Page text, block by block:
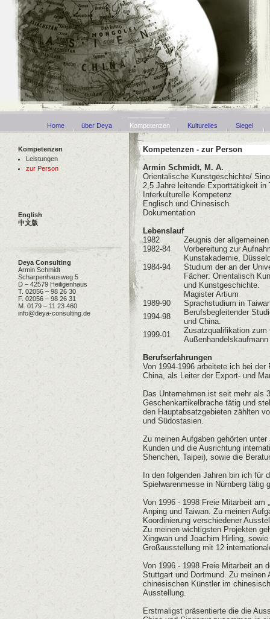
Home über Deya Kompetenzen Kulturelles Siegel
Kompetenzen - zur Person
Armin Schmidt, M. A.
Orientalische Kunstgeschichte/
2,5 Jahre leitende Exporttätigkeit in
Interkulturelle Kompetenz
Englisch und Chinesisch
Dokumentation
Lebenslauf
1982
Zeugnis der
1982-84
Vorbereitung zur
Kunstakademie,
1984-94
Studium der an der
Fächer: Orientalisch
und Kunstgeschichte.
Magister Artium
1989-90
Sprachstudium in
1994-98
Berufsbegleitender
und China.
1999-01
Zusatzqualifikation zum
Außenhandelskaufmann
Berufserfahrungen
Von 1994-1996 arbeitete ich bei
China, als Leiter der Export- und
Das Unternehmen ist seit mehr als
Geschenkartikelbrache tätig und
den Hauptabsatzgebieten zählten
und Südostasien.
Zu meinen Aufgaben gehörten
Kunden und die Ausrichtung
Shenchen, Taipei), sowie die
In den folgenden Jahren bin ich für
Spielwarenmesse in Nürnberg tätig
Von 1996 - 1998 Freie Mitarbeit am
Anping und Taiwan. Zu meinen
Koordinierung verschiedener
Zu meinen wichtigsten Projekten
Xingwan und Joachim Hirling,
Großausstellung mit 12
Von 1996 - 1998 Freie Mitarbeit an
Stuttgart und Dortmund. Zu meinen
chinesischen Künstler im
Ausstellung.
Erstmaligst präsentierte die die
Kompetenzen
Leistungen
zur Person
English
中文版
Deya Consulting
Armin Schmidt
Scharpenhausweg 5
D – 42579 Heiligenhaus
T. 02056 – 98 26 30
F. 02056 – 98 26 31
M. 0179 – 11 23 460
info@deya-consulting.de